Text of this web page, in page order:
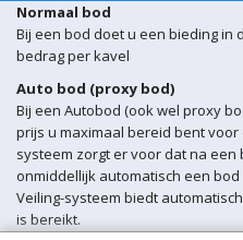
Normaal bod
Bij een bod doet u een bieding in
bedrag per kavel
Auto bod (proxy bod)
Bij een Autobod (ook wel proxy
prijs u maximaal bereid bent
systeem zorgt er voor dat na
onmiddellijk automatisch een
Veiling-systeem biedt
is bereikt.